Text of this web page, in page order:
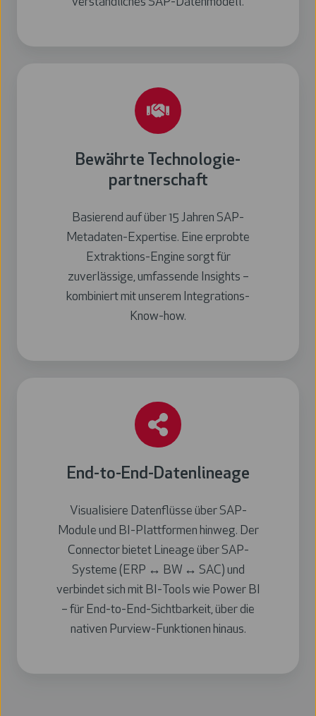
Bewährte Technologie-
partnerschaft
Basierend auf über 15 Jahren SAP-
Metadaten-Expertise. Eine erprobte
Extraktions-Engine sorgt für
zuverlässige, umfassende Insights –
kombiniert mit unserem Integrations-
Know-how.
End-to-End-Datenlineage
Visualisiere Datenflüsse über SAP-
Module und BI-Plattformen hinweg. Der
Connector bietet Lineage über SAP-
Systeme (ERP ↔ BW ↔ SAC) und
verbindet sich mit BI-Tools wie Power BI
– für End-to-End-Sichtbarkeit, über die
nativen Purview-Funktionen hinaus.